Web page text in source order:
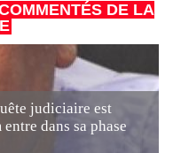
DE LA
judiciaire est
dans sa phase